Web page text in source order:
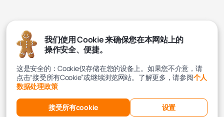
我们使用 Cookie 来确保您在本网站上的
操作安全、便捷。
这是安全的：Cookie仅存储在您的设备上。如果您不介意，请
点击“接受所有Cookie”或继续浏览网站。了解更多，请参阅个人
数据处理政策
接受所有cookie 设置